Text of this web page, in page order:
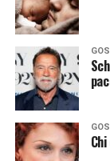
Vuoi essere
notizie del